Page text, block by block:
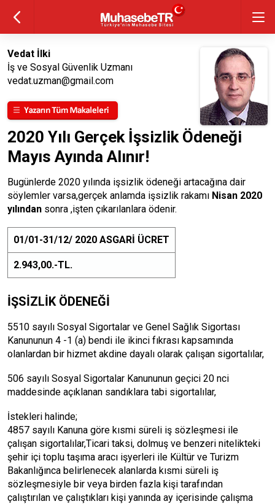
Vedat İlki
İş ve Sosyal Güvenlik Uzmanı
vedat.uzman@gmail.com
2020 Yılı Gerçek İşsizlik Ödeneği
Mayıs Ayında Alınır!
Bugünlerde 2020 yılında işsizlik ödeneği artacağına dair
söylemler varsa,gerçek anlamda işsizlik rakamı Nisan 2020
yılından sonra ,işten çıkarılanlara ödenir.
01/01-31/12/ 2020 ASGARİ ÜCRET
2.943,00.-TL.
İŞSİZLİK ÖDENEĞİ
5510 sayılı Sosyal Sigortalar ve Genel Sağlık Sigortası
Kanununun 4 -1 (a) bendi ile ikinci fıkrası kapsamında
olanlardan bir hizmet akdine dayalı olarak çalışan sigortalılar,
506 sayılı Sosyal Sigortalar Kanununun geçici 20 nci
maddesinde açıklanan sandıklara tabi sigortalılar,
İstekleri halinde;
4857 sayılı Kanuna göre kısmi süreli iş sözleşmesi ile
çalışan sigortalılar,Ticari taksi, dolmuş ve benzeri nitelikteki
şehir içi toplu taşıma aracı işyerleri ile Kültür ve Turizm
Bakanlığınca belirlenecek alanlarda kısmi süreli iş
sözleşmesiyle bir veya birden fazla kişi tarafından
çalıştırılan ve çalıştıkları kişi yanında ay içerisinde çalışma